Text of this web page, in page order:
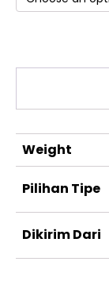
Weight
Pilihan Tipe
Dikirim Dari